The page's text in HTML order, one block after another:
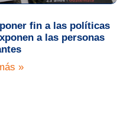
fin a las políticas
a las personas
»